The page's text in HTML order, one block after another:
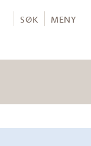
SØK MENY